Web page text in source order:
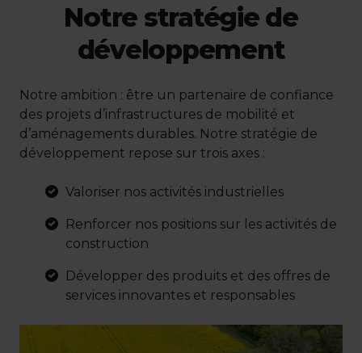
Notre stratégie de
développement
Notre ambition : être un partenaire de confiance
des projets d’infrastructures de mobilité et
d’aménagements durables. Notre stratégie de
développement repose sur trois axes :
Valoriser nos activités industrielles
Renforcer nos positions sur les activités de
construction
Développer des produits et des offres de
services innovantes et responsables